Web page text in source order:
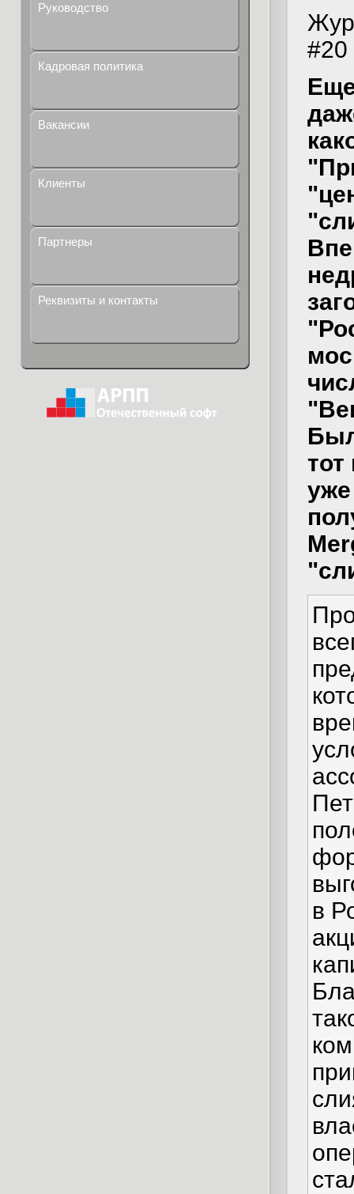
Руководство
Кадровая политика
Вакансии
Клиенты
Партнеры
Реквизиты и контакты
#20
в